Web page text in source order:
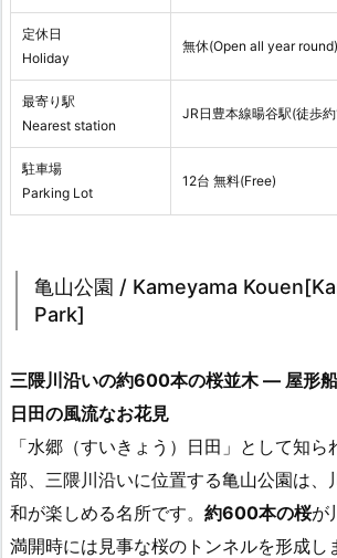
定休日
Holiday
無休(Open all year round)
最寄り駅
Nearest station
JR日豊本線暘谷駅(徒歩
駐車場
Parking Lot
12台 無料(Free)
亀山公園 / Kameyama
Park]
三隈川沿いの約600本の桜並木 ― 屋形船
日田の風流なお花見
「水郷（すいきょう）日田」として知
部、三隈川沿いに位置する亀山公園は、
和が楽しめる名所です。 約600本の桜が
満開時には見事な桜のトンネルを形成し